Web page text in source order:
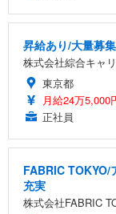
昇給あり/大量募
株式会社綜合キャ
東京都
月給24万5,000
正社員
FABRIC TOKYO/
充実
株式会社FABRIC